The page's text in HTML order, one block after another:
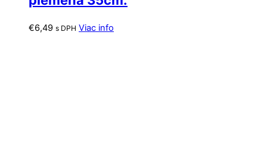
€6,49 s DPH Viac info